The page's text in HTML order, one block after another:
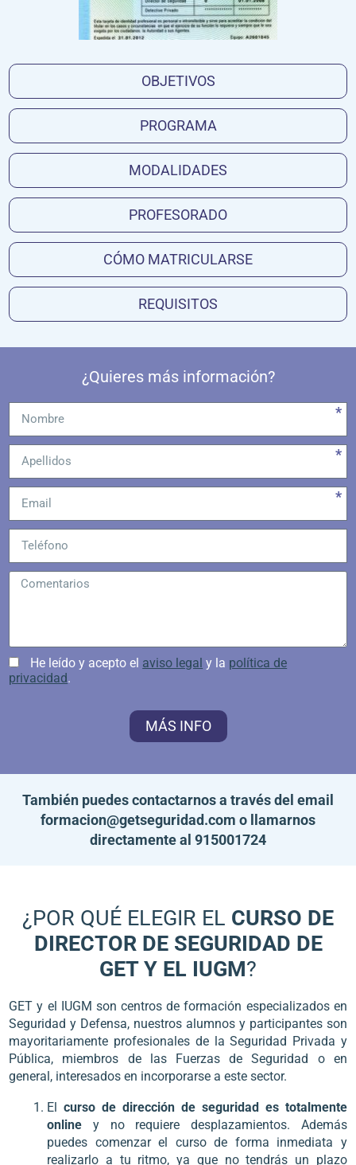
OBJETIVOS
PROGRAMA
MODALIDADES
PROFESORADO
CÓMO MATRICULARSE
REQUISITOS
¿Quieres más información?
He leído y acepto el aviso legal y la política de
privacidad.
MÁS INFO
También puedes contactarnos a través del email
formacion@getseguridad.com o llamarnos
directamente al 915001724
¿POR QUÉ ELEGIR EL CURSO DE
DIRECTOR DE SEGURIDAD DE
GET Y EL IUGM?
GET y el IUGM son centros de formación especializados en
Seguridad y Defensa, nuestros alumnos y participantes son
mayoritariamente profesionales de la Seguridad Privada y
Pública, miembros de las Fuerzas de Seguridad o en
general, interesados en incorporarse a este sector.
Elcurso de dirección de seguridad es totalmente
online y no requiere desplazamientos. Además
puedes comenzar el curso de forma inmediata y
realizarlo a tu ritmo, ya que no tendrás un plazo